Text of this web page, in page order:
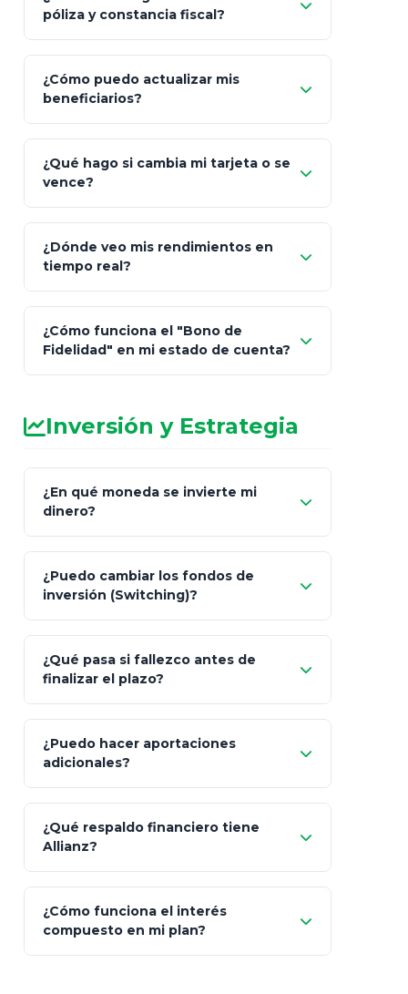
póliza y constancia fiscal?
"Mis Pólizas" > "Documentos"
¿Cómo puedo actualizar mis
beneficiarios?
¿Qué hago si cambia mi tarjeta o se
vence?
"Link
de Cobro Seguro"
¿Dónde veo mis rendimientos en
tiempo real?
¿Cómo funciona el "Bono de
Fidelidad" en mi estado de cuenta?
Inversión y Estrategia
¿En qué moneda se invierte mi
dinero?
inflación), Dólares o Euros
¿Puedo cambiar los fondos de
inversión (Switching)?
"Switching" (cambio de fondos)
¿Qué pasa si fallezco antes de
finalizar el plazo?
100% a tus
beneficiarios designados
¿Puedo hacer aportaciones
adicionales?
¿Qué respaldo financiero tiene
Allianz?
AA (Muy Fuerte)
¿Cómo funciona el interés
compuesto en mi plan?